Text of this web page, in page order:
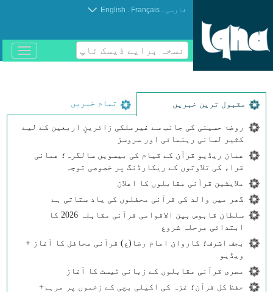
فارسی .
Français
.
English
نسخہ برایے ڈیسک ٹاپ
باز
و
مقبول ترین خبریں تمام خبریں
روضۂ حسینی کی جانب سے غیرملکی زائرینِ اربعین کے لیے
کثیر لسانی رہنمائی اور سروسز
عمان ریڈیو قرآن کے قیام کی بیسویں سالگرہ؛ عمانی
قراء کی تلاوتوں کے ریکارڈنگ پر خصوصی توجہ
ملایشین قرآنی مقابلوں کا اعلان
گھر میں والد کی قرآنی محفلوں کی یاد ستاتی ہے
سلطان قابوس بین الاقوامی قرآنی مقابلہ 2026 کا
ابتدائی مرحلہ شروع
بجف اشرف؛ کاروان امام رضا(ع) قرآنی محافل کا آغاز +
ویڈیو
مصری قرآنی مقابلوں کے زبانی ٹیسٹ کا آغاز
حفظ کل قرآن؛ غزہ کی اکیلی بچی کے زخموں پر مرہم+